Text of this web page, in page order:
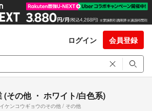
ログイン 会員登録
(その他 ・ ホワイト/白色系)
ケンコウギョウのその他 / その他